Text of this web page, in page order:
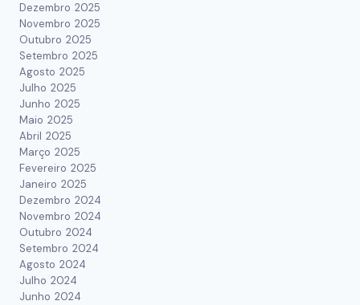
Dezembro 2025
Novembro 2025
Outubro 2025
Setembro 2025
Agosto 2025
Julho 2025
Junho 2025
Maio 2025
Abril 2025
Março 2025
Fevereiro 2025
Janeiro 2025
Dezembro 2024
Novembro 2024
Outubro 2024
Setembro 2024
Agosto 2024
Julho 2024
Junho 2024